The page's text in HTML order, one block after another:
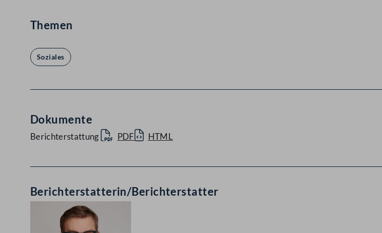
Themen
Soziales
Dokumente
Berichterstattung PDF HTML
Berichterstatterin/Berichterstatter